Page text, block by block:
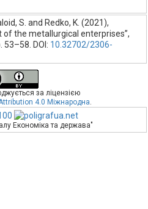
S. and Redko, K. (2021),
the metallurgical enterprises”,
53–58. DOI: 10.32702/2306-
за ліцензією
4.0 Міжнародна
Економіка та держава"